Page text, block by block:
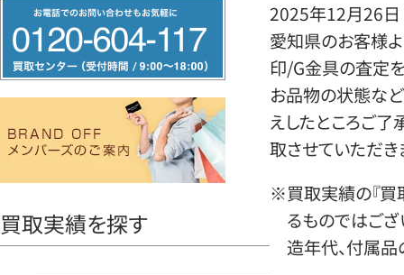
リ
ー
ヤ
買取実績を探す
2025年12月26日
愛知県のお客様
印/G金具の査定
お品物の状態など
えしたところご
取させていただき
※買取実績の『買
るものではござ
造年代、付属品